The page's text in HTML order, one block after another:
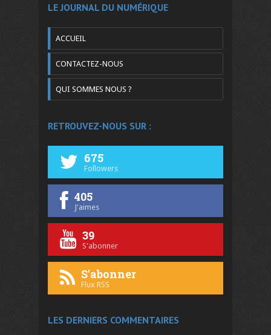
LE JOURNAL DU NUMÉRIQUE
ACCUEIL
CONTACTEZ-NOUS
QUI SOMMES NOUS ?
RETROUVEZ-NOUS SUR :
675
Followers
405
J'aimes
39
S'abonner
S'abonner
Flux RSS
LES DERNIERS COMMENTAIRES